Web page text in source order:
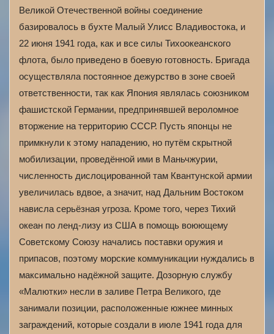
Великой Отечественной войны соединение
базировалось в бухте Малый Улисс Владивостока, и
22 июня 1941 года, как и все силы Тихоокеанского
флота, было приведено в боевую готовность. Бригада
осуществляла постоянное дежурство в зоне своей
ответственности, так как Япония являлась союзником
фашистской Германии, предпринявшей вероломное
вторжение на территорию СССР. Пусть японцы не
примкнули к этому нападению, но путём скрытной
мобилизации, проведённой ими в Маньчжурии,
численность дислоцированной там Квантунской армии
увеличилась вдвое, а значит, над Дальним Востоком
нависла серьёзная угроза. Кроме того, через Тихий
океан по ленд-лизу из США в помощь воюющему
Советскому Союзу начались поставки оружия и
припасов, поэтому морские коммуникации нуждались в
максимально надёжной защите. Дозорную службу
«Малютки» несли в заливе Петра Великого, где
занимали позиции, расположенные южнее минных
заграждений, которые создали в июле 1941 года для